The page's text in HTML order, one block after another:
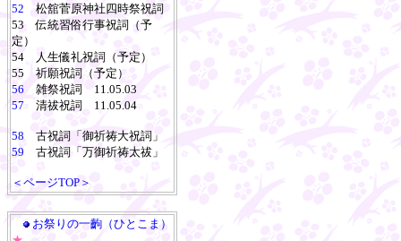
52 松舘菅原神社四時祭祝詞
53 伝統習俗行事祝詞（予
定）
54 人生儀礼祝詞（予定）
55 祈願祝詞（予定）
56 雑祭祝詞 11.05.03
57 清祓祝詞 11.05.04
58 古祝詞「御祈祷大祝詞」
59 古祝詞「万御祈祷太祓」
＜ページTOP＞
お祭りの一齣（ひとこま）